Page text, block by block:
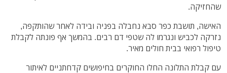
שהחזיקה.
האישה, תושבת כפר סבא נחבלה בפניה ובידה לאחר שהותקפה,
נזרקה לכביש ונגרמו לה שטפי דם רבים. בהמשך אף פונתה לקבלת
טיפול רפואי בבית חולים מאיר.
עם קבלת התלונה החלו החוקרים בחיפושים קדחתניים לאיתור